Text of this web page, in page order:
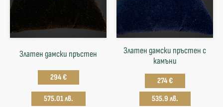
Златен дамски пръстен
294 €
575.01 лв.
Златен дамски пръстен с
камъни
274 €
535.9 лв.